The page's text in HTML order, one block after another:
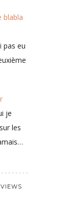
blabla
pas eu
je
les